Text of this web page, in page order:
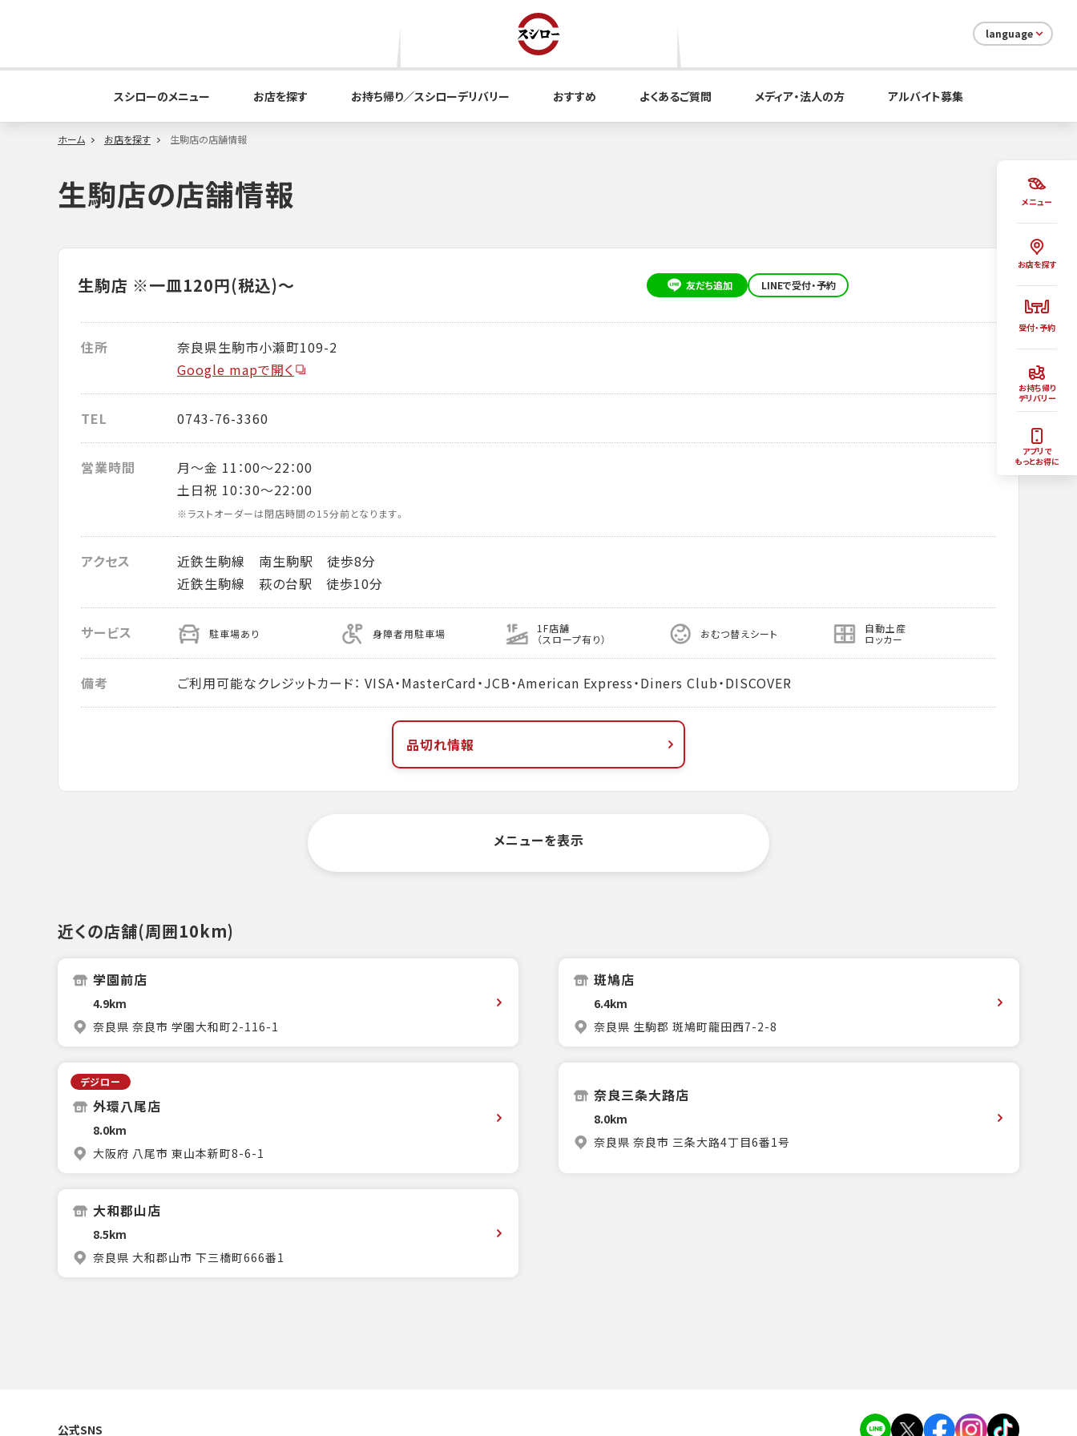
メニュー
お店を探す
受付・予約
お持ち帰り
デリバリー
アプリで
もっとお得に
language
スシローのメニュー お店を探す お持ち帰り／スシローデリバリー おすすめ よくあるご質問 メディア・法人の方 アルバイト募集
ホーム お店を探す 生駒店の店舗情報
生駒店の店舗情報
生駒店 ※一皿120円(税込)～ 友だち追加 LINEで受付・予約
住所
奈良県生駒市小瀬町109-2
Google mapで開く
TEL 0743-76-3360
営業時間
月～金 11：00～22：00
土日祝 10：30～22：00
※ラストオーダーは閉店時間の15分前となります。
アクセス
近鉄生駒線 南生駒駅 徒歩8分
近鉄生駒線 萩の台駅 徒歩10分
サービス 駐車場あり 身障者用駐車場 1F店舗
（スロープ有り） おむつ替えシート 自動土産
ロッカー
備考 ご利用可能なクレジットカード： VISA・MasterCard・JCB・American Express・Diners Club・DISCOVER
品切れ情報
メニューを表示
近くの店舗(周囲10km)
学園前店
4.9km
奈良県 奈良市 学園大和町2-116-1
斑鳩店
6.4km
奈良県 生駒郡 斑鳩町龍田西7-2-8
デジロー
外環八尾店
8.0km
大阪府 八尾市 東山本新町8-6-1
奈良三条大路店
8.0km
奈良県 奈良市 三条大路4丁目6番1号
大和郡山店
8.5km
奈良県 大和郡山市 下三橋町666番1
公式SNS